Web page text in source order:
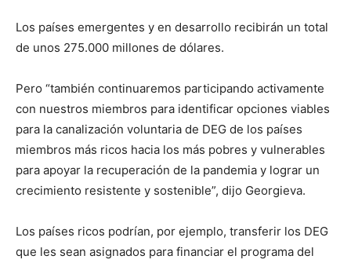
Los países emergentes y en desarrollo recibirán un total
de unos 275.000 millones de dólares.
Pero “también continuaremos participando activamente
con nuestros miembros para identificar opciones viables
para la canalización voluntaria de DEG de los países
miembros más ricos hacia los más pobres y vulnerables
para apoyar la recuperación de la pandemia y lograr un
crecimiento resistente y sostenible”, dijo Georgieva.
Los países ricos podrían, por ejemplo, transferir los DEG
que les sean asignados para financiar el programa del